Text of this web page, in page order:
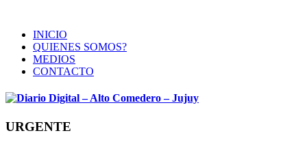
INICIO
QUIENES SOMOS?
MEDIOS
CONTACTO
URGENTE